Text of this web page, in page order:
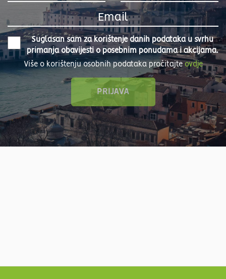
Suglasan sam za korištenje danih podataka u svrhu
primanja obavijesti o posebnim ponudama i akcijama.
Više o korištenju osobnih podataka pročitajteovdje